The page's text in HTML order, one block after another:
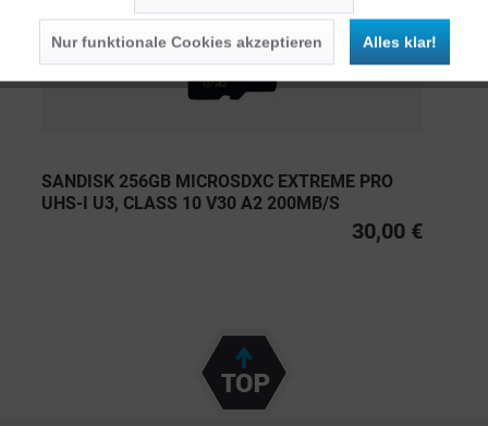
SANDISK 256GB MICROSDXC EXTREME PRO
UHS-I U3, CLASS 10 V30 A2 200MB/S
30,00 €
Nur funktionale Cookies akzeptieren Alles klar!